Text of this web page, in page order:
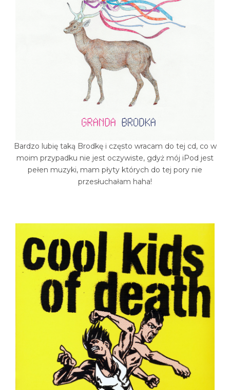
Bardzo lubię taką Brodkę i często wracam do tej cd, co w
moim przypadku nie jest oczywiste, gdyż mój iPod jest
pełen muzyki, mam płyty których do tej pory nie
przesłuchałam haha!